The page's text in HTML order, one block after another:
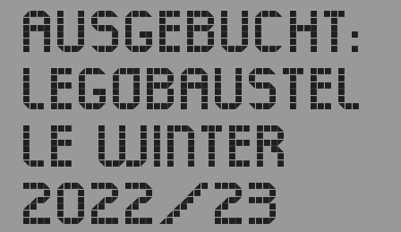
AUSGEBUCHT:
LEGOBAUSTEL
LE WINTER
2022/23